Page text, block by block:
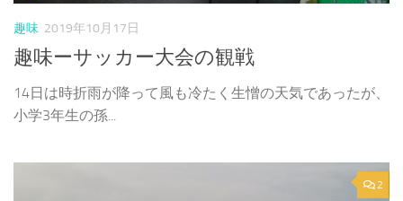
趣味 2019年10月17日
趣味ーサッカー大会の観戦
14日は時折雨が降って風も冷たく生憎の天気であったが、
小学3年生の孫...
2